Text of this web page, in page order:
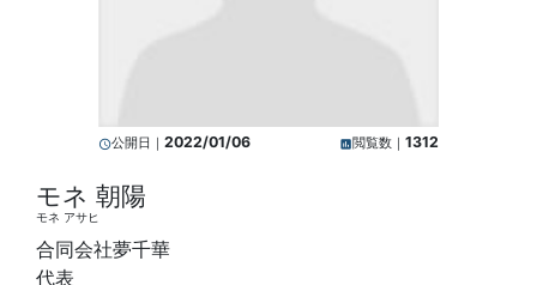
query_builder公開日｜2022/01/06 insert_chart閲覧数｜ 1312
モネ 朝陽
モネ アサヒ
合同会社夢千華
代表